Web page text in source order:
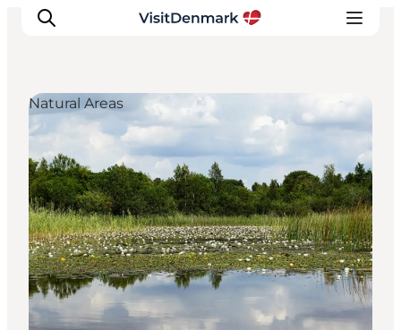
Ispirazioni
Dove andare
Cosa fare
Dove dormire
Pianifica il viaggio
Natural Areas